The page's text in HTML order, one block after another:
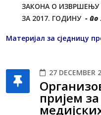
ЗАКОНА О ИЗВРШЕЊУ
ЗА 2017. ГОДИНУ -
Материјал за сједницу
27 DECEMBER
пријем